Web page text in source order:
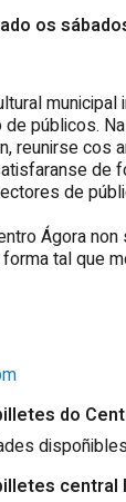
os
públicos.
reunirse cos
de
de
Ágora
tal que
do
central